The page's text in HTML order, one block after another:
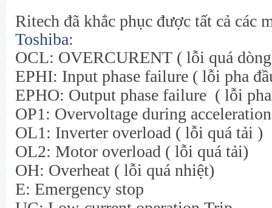
Ritech đã khắc phục được tất cả các
Toshiba:
OCL: OVERCURENT ( lỗi quá
EPHI: Input phase failure ( lỗi pha
EPHO: Output phase failure ( lỗi
OP1: Overvoltage during
OL1: Inverter overload ( lỗi quá tải )
OL2: Motor overload ( lỗi quá tải)
OH: Overheat ( lỗi quá nhiệt)
E: Emergency stop